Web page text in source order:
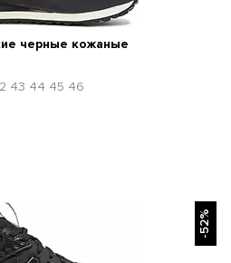
черные кожаные
43 44 45 46
-52%